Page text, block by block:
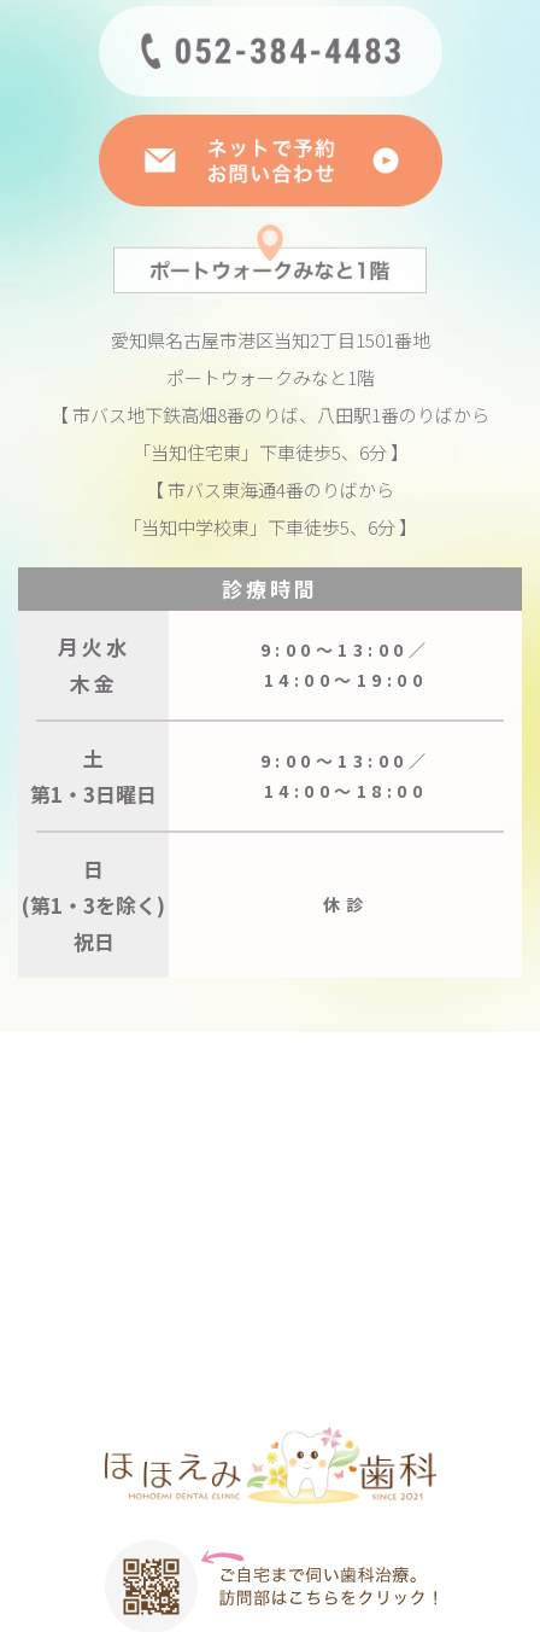
愛知県名古屋市港区当知2丁目1501番地
ポートウォークみなと1階
【 市バス地下鉄高畑8番のりば、八田駅1番のりばから
「当知住宅東」下車徒歩5、6分 】
【 市バス東海通4番のりばから
「当知中学校東」下車徒歩5、6分 】
診療時間
月火水
木金
9:00〜13:00／
14:00〜19:00
土
第1・3日曜日
9:00〜13:00／
14:00〜18:00
日
(第1・3を除く)
祝日
休診